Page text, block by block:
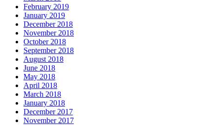
February 2019
January 2019
December 2018
November 2018
October 2018
September 2018
August 2018
June 2018
May 2018
April 2018
March 2018
January 2018
December 2017
November 2017